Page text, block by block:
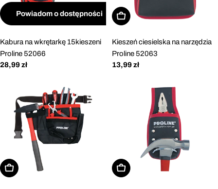
Powiadom o dostępności
Kabura na wkrętarkę 15kieszeni
Proline 52066
Cena
28,99 zł
Dodaj do koszyka
Kieszeń ciesielska na narzędzia
Proline 52063
Cena
13,99 zł
Dodaj do koszyka Dodaj do koszyka